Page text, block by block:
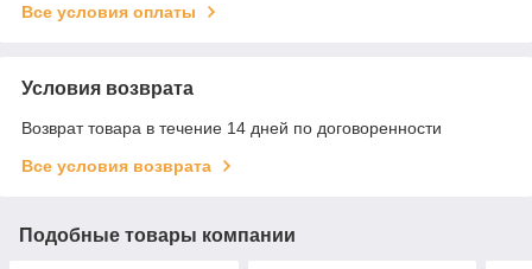
Все условия оплаты
Условия возврата
Возврат товара в течение 14 дней по договоренности
Все условия возврата
Подобные товары компании